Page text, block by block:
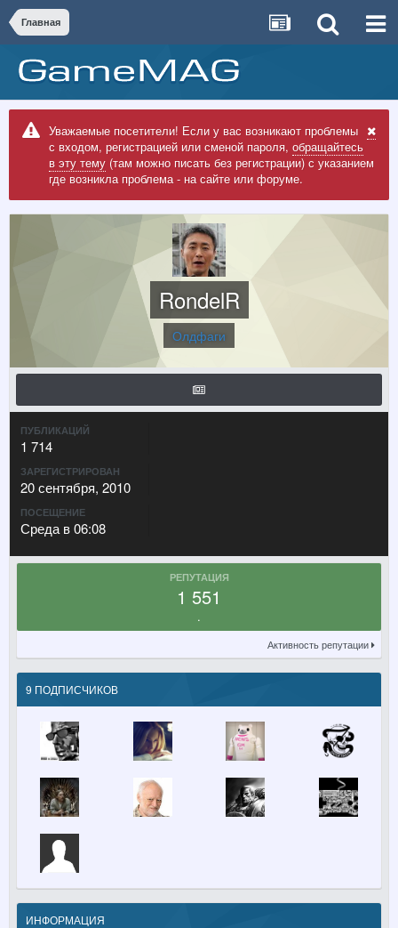
Главная
Уважаемые посетители! Если у вас возникают проблемы
с входом, регистрацией или сменой пароля, обращайтесь
в эту тему (там можно писать без регистрации) с указанием
где возникла проблема - на сайте или форуме.
RondelR
Олдфаги
ПУБЛИКАЦИЙ
1 714
ЗАРЕГИСТРИРОВАН
20 сентября, 2010
ПОСЕЩЕНИЕ
Среда в 06:08
РЕПУТАЦИЯ
1 551
.
Активность репутации
9 ПОДПИСЧИКОВ
ИНФОРМАЦИЯ